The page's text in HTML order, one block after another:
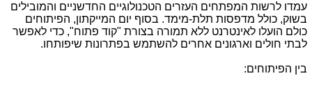
עמדו לרשות המפתחים העזרים הטכנולוגיים החדשניים והמובילים
בשוק, כולל מדפסות תלת-מימד. בסוף יום המייקתון, הפיתוחים
כולם הועלו לאינטרנט ללא תמורה בצורת "קוד פתוח", כדי לאפשר
לבתי חולים וארגונים אחרים להשתמש בפתרונות שיפותחו.
בין הפיתוחים: